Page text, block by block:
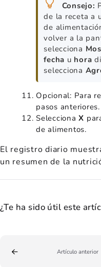
Consejo:
de la receta a
de
volver a la
selecciona
fecha u hora
selecciona
Opcional: Para
pasos anteriores.
SeleccionaX
de alimentos.
El registro diario
un resumen de la
¿Te ha sido útil este
Artículo anterior